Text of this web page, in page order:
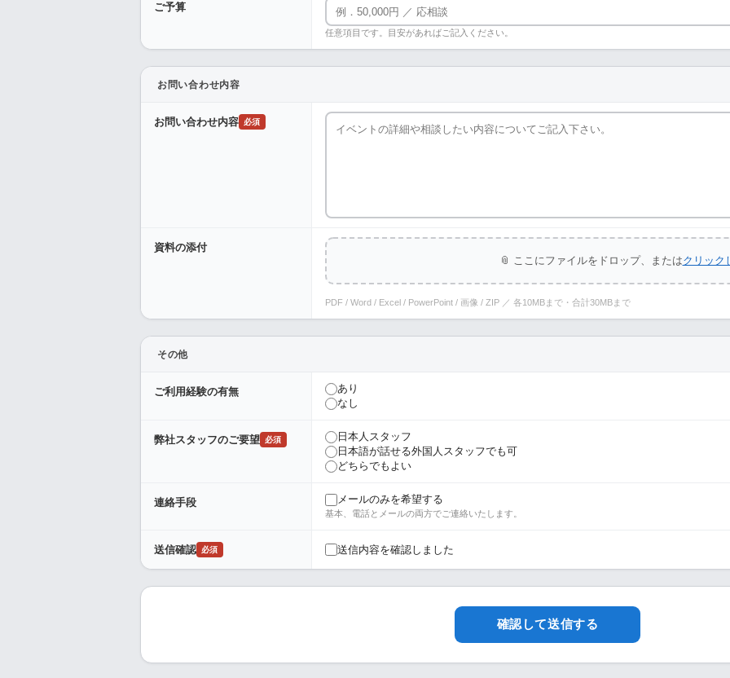
ご予算
任意項目です。目安があればご記入ください。
お問い合わせ内容
お問い合わせ内容 必須
資料の添付
📎 ここにファイルをドロップ、またはクリック
PDF / Word / Excel / PowerPoint / 画像 / ZIP ／ 各10MBまで・合計30MBまで
その他
ご利用経験の有無
あり
なし
弊社スタッフのご要望 必須
日本人スタッフ
日本語が話せる外国人スタッフでも可
どちらでもよい
連絡手段 メールのみを希望する
基本、電話とメールの両方でご連絡いたします。
送信確認 必須 送信内容を確認しました